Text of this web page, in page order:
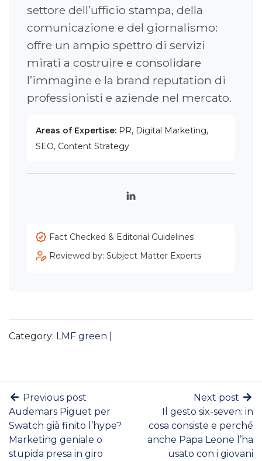
settore dell’ufficio stampa, della
comunicazione e del giornalismo:
offre un ampio spettro di servizi
mirati a costruire e consolidare
l’immagine e la brand reputation di
professionisti e aziende nel mercato.
Areas of Expertise: PR, Digital Marketing,
SEO, Content Strategy
LinkedIn
Fact Checked & Editorial Guidelines
Reviewed by: Subject Matter Experts
Category: LMF green
Previous post
Audemars Piguet per
Swatch già finito l’hype?
Marketing geniale o
stupida presa in giro
Next post
Il gesto six-seven: in
cosa consiste e perché
anche Papa Leone l’ha
usato con i giovani